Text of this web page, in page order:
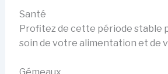
Santé
Profitez de cette période stable
soin de votre alimentation et de